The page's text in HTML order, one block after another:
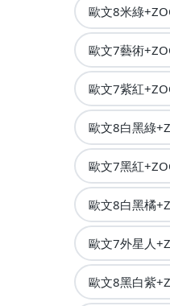
歐文8米綠
歐文7藝術
歐文7紫紅
歐文8白黑綠
歐文7黑紅
歐文8白黑橘
歐文7外星人
歐文8黑白紫